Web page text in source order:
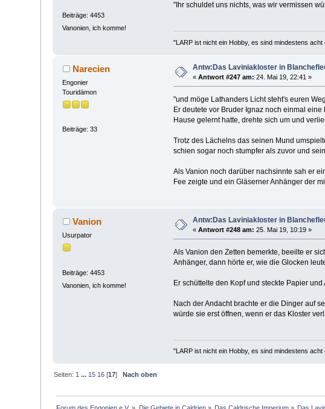
Beiträge: 4453
Vanonien, ich komme!
"Ihr schuldet uns nichts, was wir vermissen
"LARP ist nicht ein Hobby, es sind mindestens
Narecien
Engonier
Touridämon
Beiträge: 33
Antw:Das Laviniakloster in
«Antwort #247 am: 24. Mai 19, 22:41 »
"und möge Lathanders Licht steht's euren
Er deutete vor Bruder Ignaz noch einmal
Hause gelernt hatte, drehte sich um und
Trotz des Lächelns das seinen Mund
schien sogar noch stumpfer als zuvor und
Als Vanion noch darüber nachsinnte sah er
Fee zeigte und ein Gläserner Anhänger der
Vanion
Usurpator
Beiträge: 4453
Vanonien, ich komme!
Antw:Das Laviniakloster in
«Antwort #248 am: 25. Mai 19, 10:19 »
Als Vanion den Zetten bemerkte, beeilte er
Anhänger, dann hörte er, wie die Glocken
Er schüttelte den Kopf und steckte Papier
Nach der Andacht brachte er die Dinger auf
würde sie erst öffnen, wenn er das Kloster
"LARP ist nicht ein Hobby, es sind mindestens
Seiten: 1 ... 15 16 [17]
Nach oben